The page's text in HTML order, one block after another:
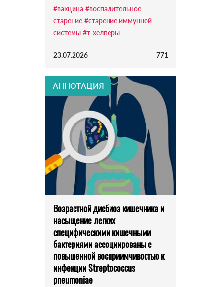
#вакцина #воспалительное
старение #старение иммунной
системы #т-хелперы
23.07.2026 771
АННОТАЦИЯ
Возрастной дисбиоз кишечника и
насыщение легких
специфическими кишечными
бактериями ассоциированы с
повышенной восприимчивостью к
инфекции Streptococcus
pneumoniae